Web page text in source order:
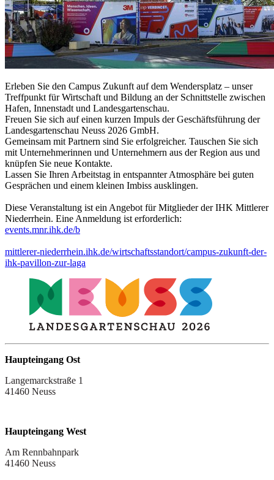
Erleben Sie den Campus Zukunft auf dem Wendersplatz – unser
Treffpunkt für Wirtschaft und Bildung an der Schnittstelle zwischen
Hafen, Innenstadt und Landesgartenschau.
Freuen Sie sich auf einen kurzen Impuls der Geschäftsführung der
Landesgartenschau Neuss 2026 GmbH.
Gemeinsam mit Partnern sind Sie erfolgreicher. Tauschen Sie sich
mit Unternehmerinnen und Unternehmern aus der Region aus und
knüpfen Sie neue Kontakte.
Lassen Sie Ihren Arbeitstag in entspannter Atmosphäre bei guten
Gesprächen und einem kleinen Imbiss ausklingen.
Diese Veranstaltung ist ein Angebot für Mitglieder der IHK Mittlerer
Niederrhein. Eine Anmeldung ist erforderlich:
events.mnr.ihk.de/b
mittlerer-niederrhein.ihk.de/wirtschaftsstandort/campus-zukunft-der-
ihk-pavillon-zur-laga
Haupteingang Ost
Langemarckstraße 1
41460 Neuss
Haupteingang West
Am Rennbahnpark
41460 Neuss